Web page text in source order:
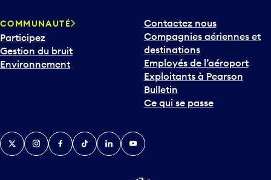
COMMUNAUTÉ
Participez
Gestion du bruit
Environnement
Contactez nous
Compagnies aériennes et
destinations
Employés de l’aéroport
Exploitants à Pearson
Bulletin
Ce qui se passe
TwitterInstagramFacebook
TikTokLinkedInYouTube